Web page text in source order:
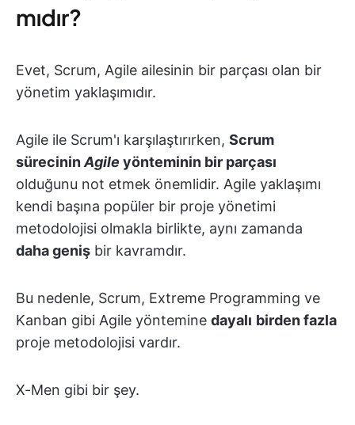
mıdır?
Evet, Scrum, Agile ailesinin bir parçası olan bir
yönetim yaklaşımıdır.
Agile ile Scrum'ı karşılaştırırken, Scrum
sürecininAgile yönteminin bir parçası
olduğunu not etmek önemlidir. Agile yaklaşımı
kendi başına popüler bir proje yönetimi
metodolojisi olmakla birlikte, aynı zamanda
daha geniş bir kavramdır.
Bu nedenle, Scrum, Extreme Programming ve
Kanban gibi Agile yöntemine dayalı birden fazla
proje metodolojisi vardır.
X-Men gibi bir şey.